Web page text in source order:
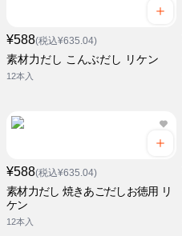
¥588(税込¥635.04)
素材力だし こんぶだし リケン
12本入
¥588(税込¥635.04)
素材力だし 焼きあごだしお徳用 リ
ケン
12本入